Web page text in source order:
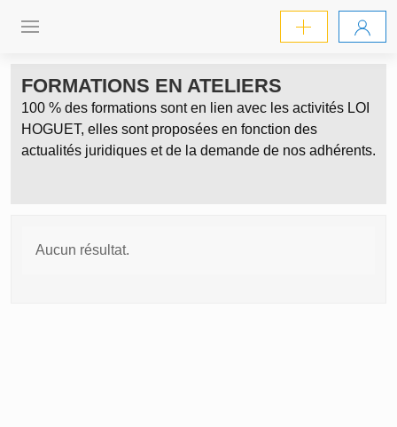
FORMATIONS EN ATELIERS
100 % des formations sont en lien avec les activités LOI
HOGUET, elles sont proposées en fonction des
actualités juridiques et de la demande de nos adhérents.
Aucun résultat.